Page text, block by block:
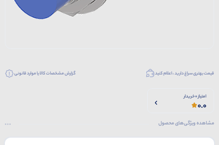
قیمت بهتری سراغ دارید ، اعلام کنید گزارش مشخصات کالا یا موارد قانونی
امتیاز 0 خریدار
0.0
مشاهده ویژگی‌های محصول